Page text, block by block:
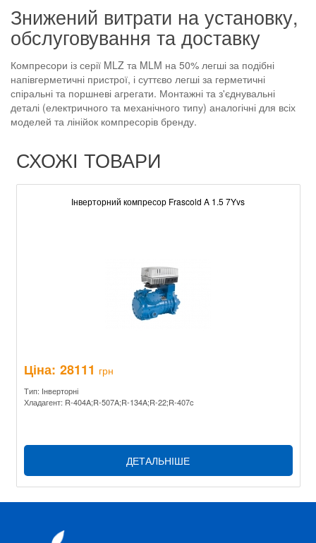
Знижений витрати на установку,
обслуговування та доставку
Компресори із серії MLZ та MLM на 50% легші за подібні
напівгерметичні пристрої, і суттєво легші за герметичні
спіральні та поршневі агрегати. Монтажні та з'єднувальні
деталі (електричного та механічного типу) аналогічні для всіх
моделей та лінійок компресорів бренду.
СХОЖІ ТОВАРИ
Інверторний компресор Frascold A 1.5 7Yvs
Ціна: 28111 грн
Тип: Інверторні
Хладагент: R-404A;R-507A;R-134A;R-22;R-407c
ДЕТАЛЬНІШЕ